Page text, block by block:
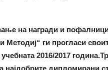
на награди и
Методиј“ ги прогласи
учебната 2016/2017
најдобрите дипломирани